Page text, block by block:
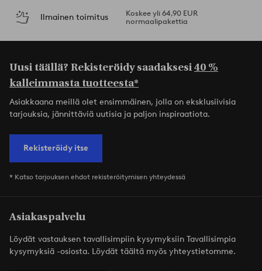
Ilmainen toimitus
Koskee yli 64,90 EUR
normaalipakettia
Uusi täällä? Rekisteröidy saadaksesi40 %
kalleimmasta tuotteesta*
Asiakkaana meillä olet ensimmäinen, jolla on eksklusiivisia
tarjouksia, jännittäviä uutisia ja paljon inspiraatiota.
Rekisteröidy itse
* Katso tarjouksen ehdot rekisteröitymisen yhteydessä
Asiakaspalvelu
Löydät vastauksen tavallisimpiin kysymyksiin Tavallisimpia
kysymyksiä -osiosta. Löydät täältä myös yhteystietomme.